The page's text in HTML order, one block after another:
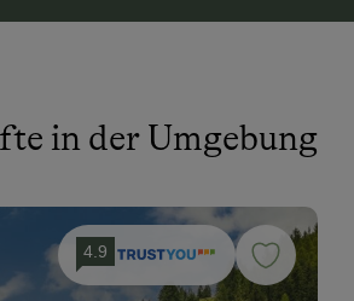
in der Umgebung
4.9